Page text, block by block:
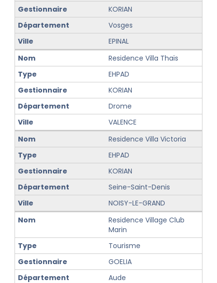
KORIAN
Vosges
EPINAL
Residence Villa Thaïs
EHPAD
KORIAN
Drome
VALENCE
Residence Villa Victoria
EHPAD
KORIAN
Seine-Saint-Denis
NOISY-LE-GRAND
Residence Village Club
Marin
Tourisme
GOELIA
Aude